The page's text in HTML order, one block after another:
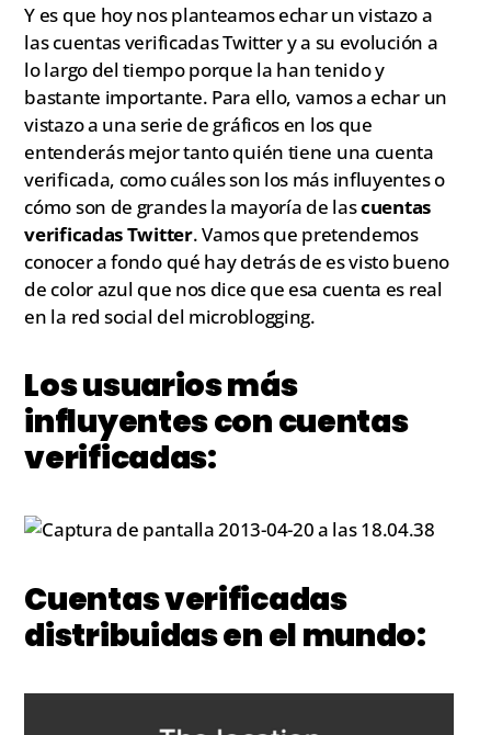
Y es que hoy nos planteamos echar un vistazo a
las cuentas verificadas Twitter y a su evolución a
lo largo del tiempo porque la han tenido y
bastante importante. Para ello, vamos a echar un
vistazo a una serie de gráficos en los que
entenderás mejor tanto quién tiene una cuenta
verificada, como cuáles son los más influyentes o
cómo son de grandes la mayoría de lascuentas
verificadas Twitter. Vamos que pretendemos
conocer a fondo qué hay detrás de es visto bueno
de color azul que nos dice que esa cuenta es real
en la red social del microblogging.
Los usuarios más
influyentes con cuentas
verificadas:
Cuentas verificadas
distribuidas en el mundo: